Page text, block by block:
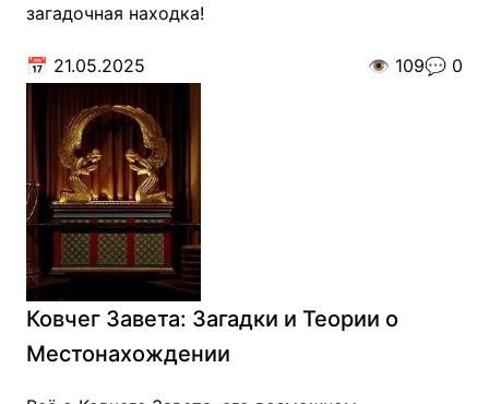
загадочная находка!
📅 21.05.2025 👁️ 109💬 0
Ковчег Завета: Загадки и Теории о
Местонахождении